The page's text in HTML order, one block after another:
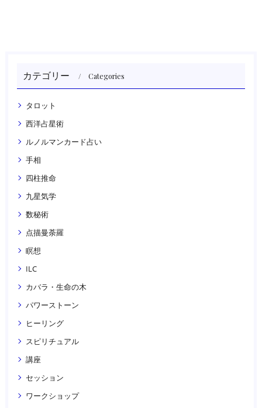
カテゴリー Categories
タロット
西洋占星術
ルノルマンカード占い
手相
四柱推命
九星気学
数秘術
点描曼荼羅
瞑想
ILC
カバラ・生命の木
パワーストーン
ヒーリング
スピリチュアル
講座
セッション
ワークショップ